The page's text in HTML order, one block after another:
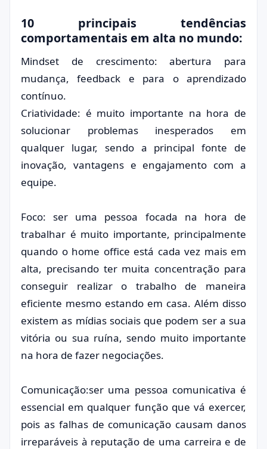
10 principais tendências
comportamentais em alta no mundo:
Mindset de crescimento: abertura para
mudança, feedback e para o aprendizado
contínuo.
Criatividade: é muito importante na hora de
solucionar problemas inesperados em
qualquer lugar, sendo a principal fonte de
inovação, vantagens e engajamento com a
equipe.
Foco: ser uma pessoa focada na hora de
trabalhar é muito importante, principalmente
quando o home office está cada vez mais em
alta, precisando ter muita concentração para
conseguir realizar o trabalho de maneira
eficiente mesmo estando em casa. Além disso
existem as mídias sociais que podem ser a sua
vitória ou sua ruína, sendo muito importante
na hora de fazer negociações.
Comunicação:ser uma pessoa comunicativa é
essencial em qualquer função que vá exercer,
pois as falhas de comunicação causam danos
irreparáveis à reputação de uma carreira e de